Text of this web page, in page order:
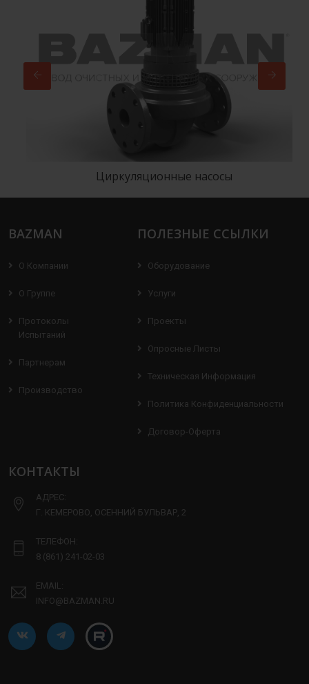
Циркуляционные насосы
BAZMAN
О Компании
О Группе
Протоколы
Испытаний
Партнерам
Производство
ПОЛЕЗНЫЕ ССЫЛКИ
Оборудование
Услуги
Проекты
Опросные Листы
Техническая Информация
Политика Конфиденциальности
Договор-Оферта
КОНТАКТЫ
АДРЕС:
Г. КЕМЕРОВО, ОСЕННИЙ БУЛЬВАР, 2
ТЕЛЕФОН:
8 (861) 241-02-03
EMAIL:
INFO@BAZMAN.RU